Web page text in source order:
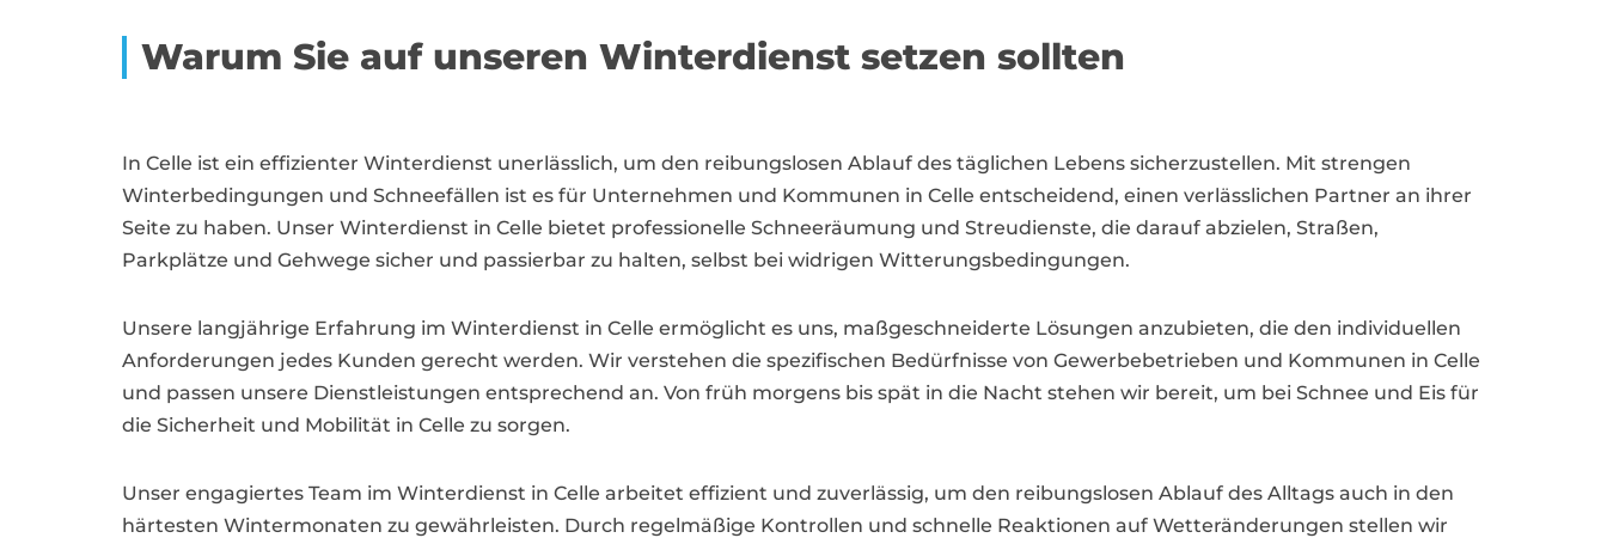
Warum Sie auf unseren Winterdienst setzen sollten
In Celle ist ein effizienter Winterdienst unerlässlich, um den reibungslosen Ablauf des täglichen Lebens sicherzustellen. Mit strengen
Winterbedingungen und Schneefällen ist es für Unternehmen und Kommunen in Celle entscheidend, einen verlässlichen Partner an ihrer
Seite zu haben. Unser Winterdienst in Celle bietet professionelle Schneeräumung und Streudienste, die darauf abzielen, Straßen,
Parkplätze und Gehwege sicher und passierbar zu halten, selbst bei widrigen Witterungsbedingungen.
Unsere langjährige Erfahrung im Winterdienst in Celle ermöglicht es uns, maßgeschneiderte Lösungen anzubieten, die den individuellen
Anforderungen jedes Kunden gerecht werden. Wir verstehen die spezifischen Bedürfnisse von Gewerbebetrieben und Kommunen in Celle
und passen unsere Dienstleistungen entsprechend an. Von früh morgens bis spät in die Nacht stehen wir bereit, um bei Schnee und Eis für
die Sicherheit und Mobilität in Celle zu sorgen.
Unser engagiertes Team im Winterdienst in Celle arbeitet effizient und zuverlässig, um den reibungslosen Ablauf des Alltags auch in den
härtesten Wintermonaten zu gewährleisten. Durch regelmäßige Kontrollen und schnelle Reaktionen auf Wetteränderungen stellen wir